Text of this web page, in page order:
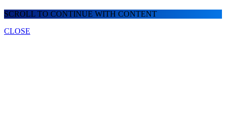
SCROLL TO CONTINUE WITH CONTENT
CLOSE